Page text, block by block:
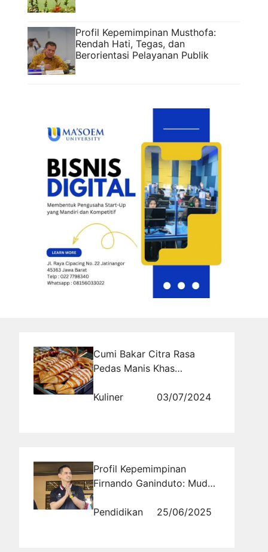
Profil Kepemimpinan Musthofa:
Rendah Hati, Tegas, dan
Berorientasi Pelayanan Publik
Cumi Bakar Citra Rasa
Pedas Manis Khas
Kuliner
03/07/2024
Profil Kepemimpinan
Firnando Ganinduto: Muda,
Menyerap Aspirasi
Pendidikan 25/06/2025